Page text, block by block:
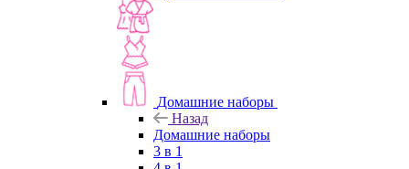
Домашние наборы
Назад
Домашние наборы
3 в 1